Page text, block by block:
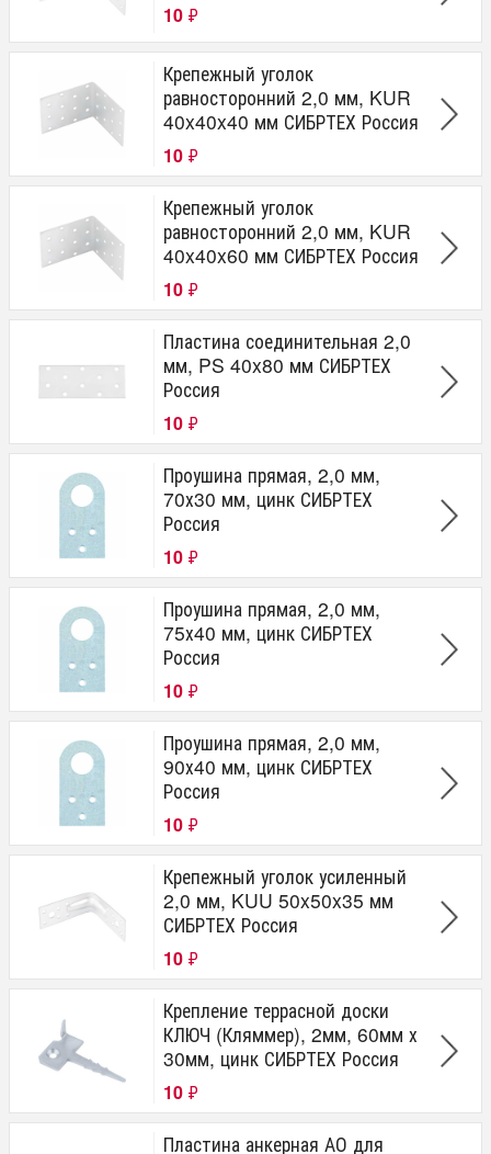
10 ₽
Крепежный уголок
равносторонний 2,0 мм, KUR
40x40x40 мм СИБРТЕХ Россия
10 ₽
Крепежный уголок
равносторонний 2,0 мм, KUR
40x40x60 мм СИБРТЕХ Россия
10 ₽
Пластина соединительная 2,0
мм, PS 40x80 мм СИБРТЕХ
Россия
10 ₽
Проушина прямая, 2,0 мм,
70х30 мм, цинк СИБРТЕХ
Россия
10 ₽
Проушина прямая, 2,0 мм,
75х40 мм, цинк СИБРТЕХ
Россия
10 ₽
Проушина прямая, 2,0 мм,
90х40 мм, цинк СИБРТЕХ
Россия
10 ₽
Крепежный уголок усиленный
2,0 мм, KUU 50x50x35 мм
СИБРТЕХ Россия
10 ₽
Крепление террасной доски
КЛЮЧ (Кляммер), 2мм, 60мм х
30мм, цинк СИБРТЕХ Россия
10 ₽
Пластина анкерная АО для